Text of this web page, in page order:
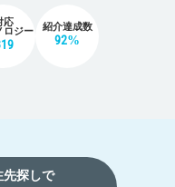
応
ロジー
紹介達成数
92%
先探しで